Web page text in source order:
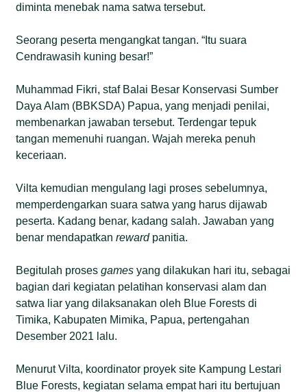
diminta menebak nama satwa tersebut.
Seorang peserta mengangkat tangan. “Itu suara
Cendrawasih kuning besar!”
Muhammad Fikri, staf Balai Besar Konservasi Sumber
Daya Alam (BBKSDA) Papua, yang menjadi penilai,
membenarkan jawaban tersebut. Terdengar tepuk
tangan memenuhi ruangan. Wajah mereka penuh
keceriaan.
Vilta kemudian mengulang lagi proses sebelumnya,
memperdengarkan suara satwa yang harus dijawab
peserta. Kadang benar, kadang salah. Jawaban yang
benar mendapatkanrewardpanitia.
Begitulah prosesgames yang dilakukan hari itu, sebagai
bagian dari kegiatan pelatihan konservasi alam dan
satwa liar yang dilaksanakan oleh Blue Forests di
Timika, Kabupaten Mimika, Papua, pertengahan
Desember 2021 lalu.
Menurut Vilta, koordinator proyek site Kampung Lestari
Blue Forests, kegiatan selama empat hari itu bertujuan